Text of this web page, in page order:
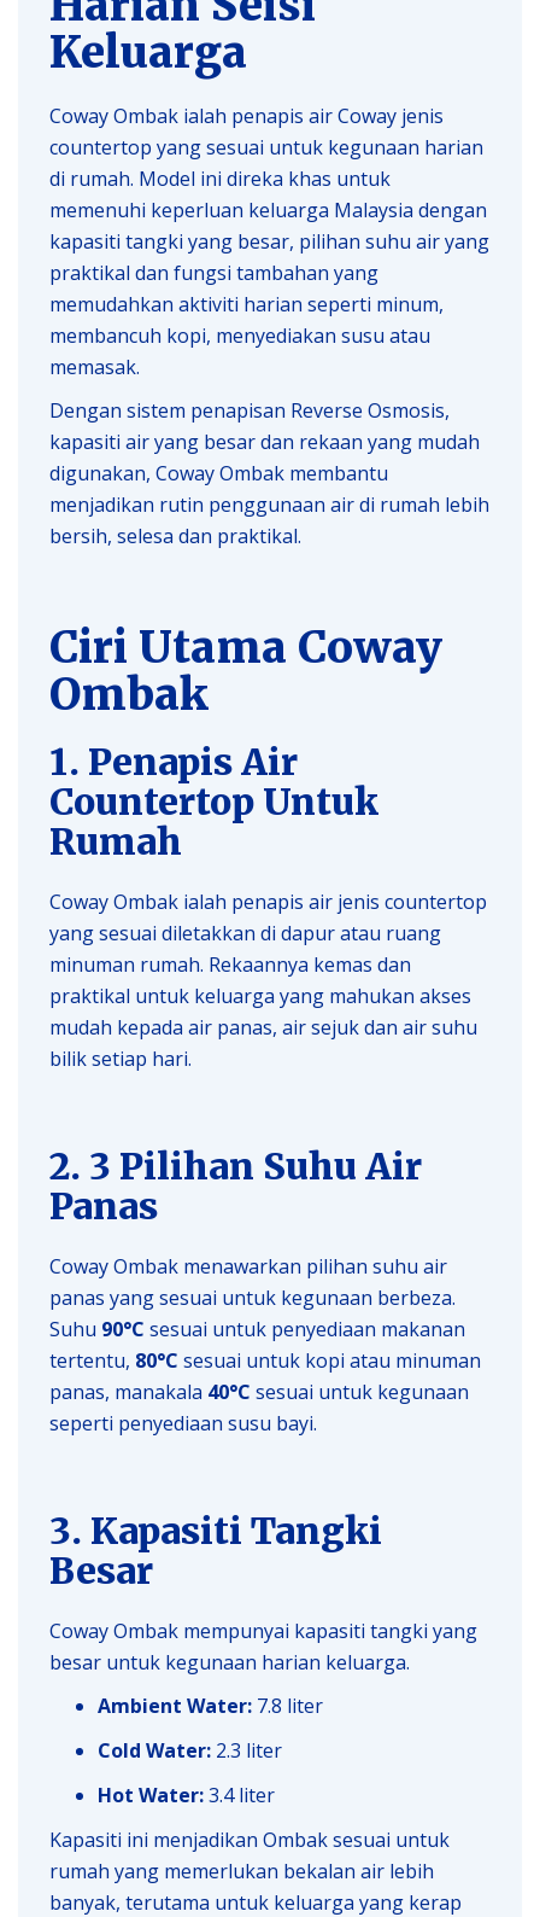
Keluarga
Coway Ombak ialah penapis air Coway jenis
countertop yang sesuai untuk kegunaan harian
di rumah. Model ini direka khas untuk
memenuhi keperluan keluarga Malaysia dengan
kapasiti tangki yang besar, pilihan suhu air yang
praktikal dan fungsi tambahan yang
memudahkan aktiviti harian seperti minum,
membancuh kopi, menyediakan susu atau
memasak.
Dengan sistem penapisan Reverse Osmosis,
kapasiti air yang besar dan rekaan yang mudah
digunakan, Coway Ombak membantu
menjadikan rutin penggunaan air di rumah lebih
bersih, selesa dan praktikal.
Ciri Utama Coway
Ombak
1. Penapis Air
Countertop Untuk
Rumah
Coway Ombak ialah penapis air jenis countertop
yang sesuai diletakkan di dapur atau ruang
minuman rumah. Rekaannya kemas dan
praktikal untuk keluarga yang mahukan akses
mudah kepada air panas, air sejuk dan air suhu
bilik setiap hari.
2. 3 Pilihan Suhu Air
Panas
Coway Ombak menawarkan pilihan suhu air
panas yang sesuai untuk kegunaan berbeza.
Suhu 90°C sesuai untuk penyediaan makanan
tertentu, 80°C sesuai untuk kopi atau minuman
panas, manakala 40°C sesuai untuk kegunaan
seperti penyediaan susu bayi.
3. Kapasiti Tangki
Besar
Coway Ombak mempunyai kapasiti tangki yang
besar untuk kegunaan harian keluarga.
Ambient Water: 7.8 liter
Cold Water: 2.3 liter
Hot Water:3.4 liter
Kapasiti ini menjadikan Ombak sesuai untuk
rumah yang memerlukan bekalan air lebih
banyak, terutama untuk keluarga yang kerap